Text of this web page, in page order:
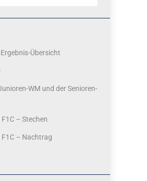
Übersicht
WM und der Senioren-
– Stechen
– Nachtrag